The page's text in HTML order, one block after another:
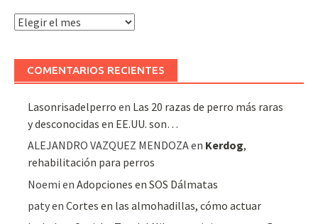
Archivo
COMENTARIOS RECIENTES
Lasonrisadelperro en Las 20 razas de perro más raras
y desconocidas en EE.UU. son…
ALEJANDRO VAZQUEZ MENDOZAen Kerdog,
rehabilitación para perros
Noemi enAdopciones en SOS Dálmatas
patyenCortes en las almohadillas, cómo actuar